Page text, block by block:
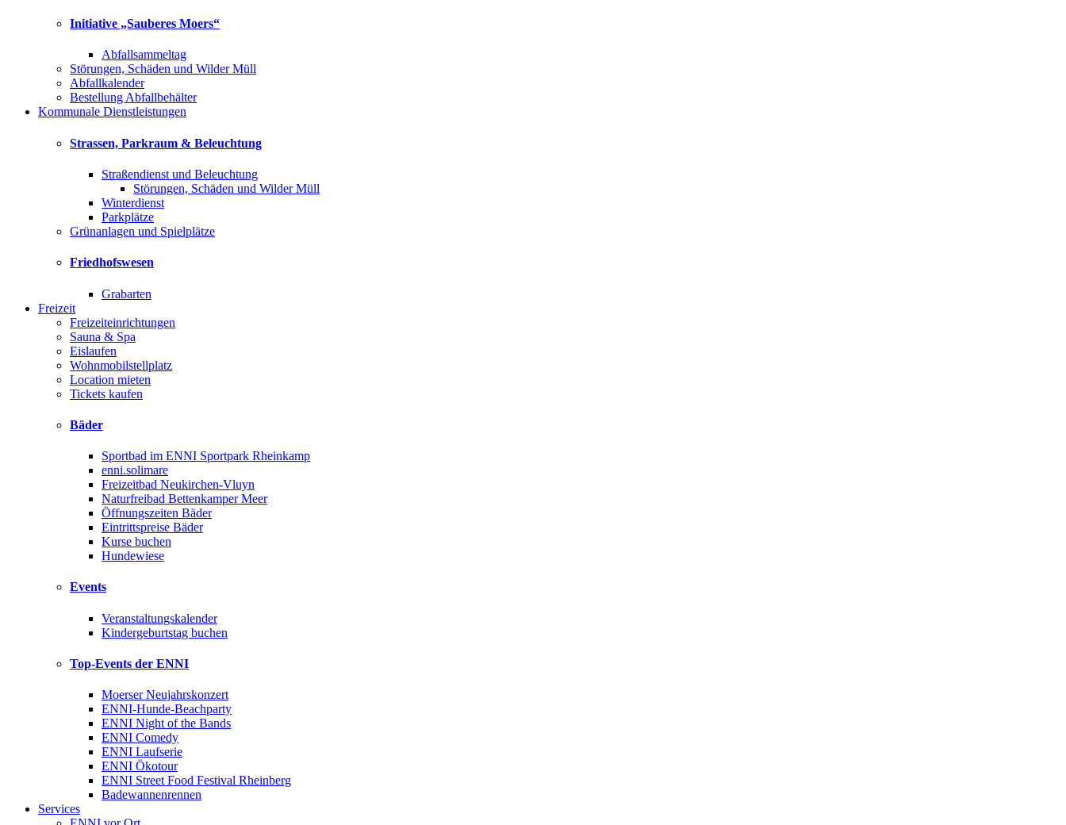
Initiative „Sauberes Moers“
Abfallsammeltag
Störungen, Schäden und Wilder Müll
Abfallkalender
Bestellung Abfallbehälter
Kommunale Dienstleistungen
Strassen, Parkraum & Beleuchtung
Straßendienst und Beleuchtung
Störungen, Schäden und Wilder Müll
Winterdienst
Parkplätze
Grünanlagen und Spielplätze
Friedhofswesen
Grabarten
Freizeit
Freizeiteinrichtungen
Sauna & Spa
Eislaufen
Wohnmobilstellplatz
Location mieten
Tickets kaufen
Bäder
Sportbad im ENNI Sportpark Rheinkamp
enni.solimare
Freizeitbad Neukirchen-Vluyn
Naturfreibad Bettenkamper Meer
Öffnungszeiten Bäder
Eintrittspreise Bäder
Kurse buchen
Hundewiese
Events
Veranstaltungskalender
Kindergeburtstag buchen
Top-Events der ENNI
Moerser Neujahrskonzert
ENNI-Hunde-Beachparty
ENNI Night of the Bands
ENNI Comedy
ENNI Laufserie
ENNI Ökotour
ENNI Street Food Festival Rheinberg
Badewannenrennen
Services